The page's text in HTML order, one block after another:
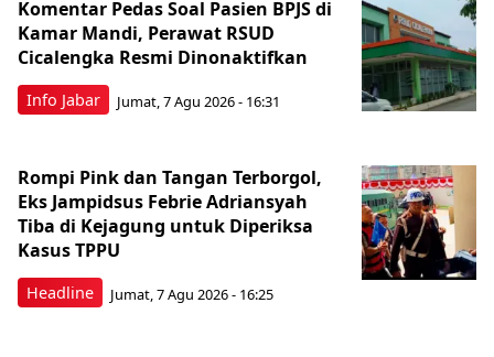
Info Jabar
Komentar Pedas Soal Pasien BPJS di
Kamar Mandi, Perawat RSUD
Cicalengka Resmi Dinonaktifkan
Jumat, 7 Agu 2026 - 16:31
Headline
Rompi Pink dan Tangan Terborgol,
Eks Jampidsus Febrie Adriansyah
Tiba di Kejagung untuk Diperiksa
Kasus TPPU
Jumat, 7 Agu 2026 - 16:25